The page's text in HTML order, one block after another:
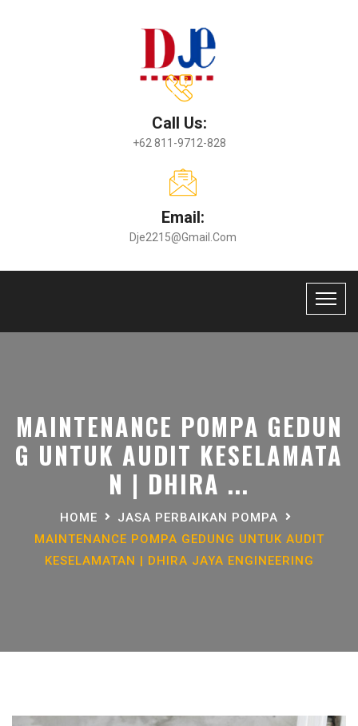
Call Us:
+62 811-9712-828
Email:
Dje2215@gmail.com
MAINTENANCE POMPA GEDUN
G UNTUK AUDIT KESELAMATA
N | DHIRA ...
HOME
JASA PERBAIKAN POMPA
MAINTENANCE POMPA GEDUNG UNTUK AUDIT
KESELAMATAN | DHIRA JAYA ENGINEERING